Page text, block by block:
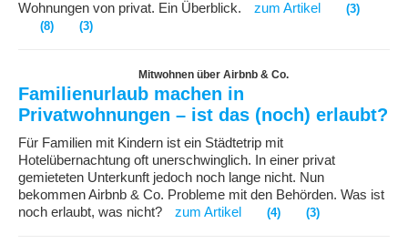
Wohnungen von privat. Ein Überblick.
zum Artikel
(3)
(8)
(3)
Mitwohnen über Airbnb & Co.
Familienurlaub machen in
Privatwohnungen – ist das (noch) erlaubt?
Für Familien mit Kindern ist ein Städtetrip mit
Hotelübernachtung oft unerschwinglich. In einer privat
gemieteten Unterkunft jedoch noch lange nicht. Nun
bekommen Airbnb & Co. Probleme mit den Behörden. Was ist
noch erlaubt, was nicht?
zum Artikel (4) (3)